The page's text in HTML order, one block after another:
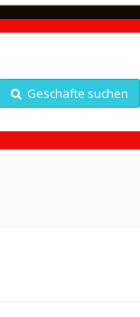
Geschäfte suchen